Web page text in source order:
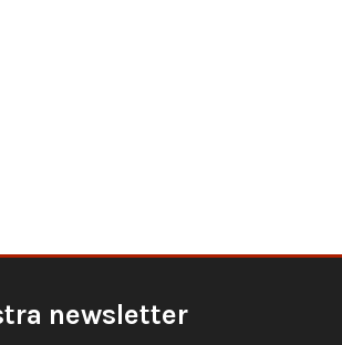
newsletter